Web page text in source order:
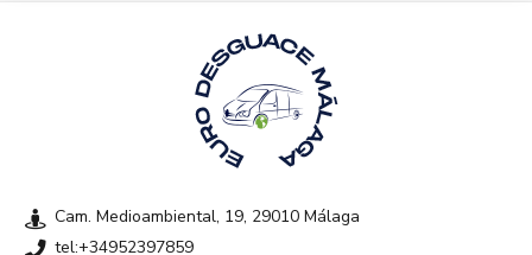
Cam. Medioambiental, 19, 29010 Málaga
tel:+34952397859